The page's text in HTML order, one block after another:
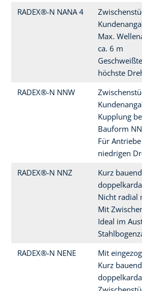
RADEX®-N NANA 4
Max.
ca. 6 m
höchste
RADEX®-N NNW
Kupplung
Bauform
Für
niedrigen
RADEX®-N NNZ
Kurz
Nicht radial
Mit
Ideal im
RADEX®-N NENE
Mit
Kurz